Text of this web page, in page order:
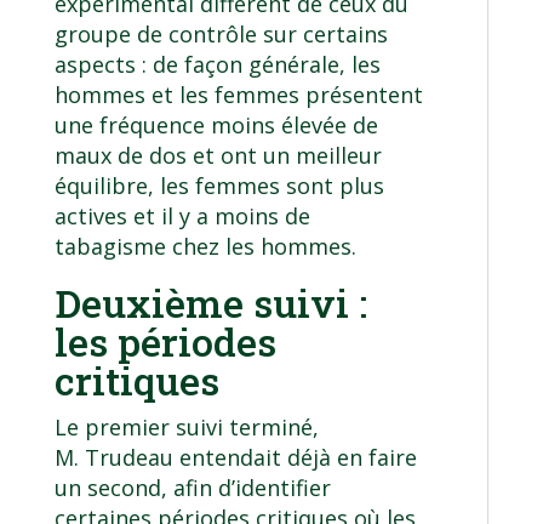
groupe de contrôle sur certains
aspects : de façon générale, les
hommes et les femmes présentent
une fréquence moins élevée de
maux de dos et ont un meilleur
équilibre, les femmes sont plus
actives et il y a moins de
tabagisme chez les hommes.
Deuxième suivi :
les périodes
critiques
Le premier suivi terminé,
M. Trudeau entendait déjà en faire
un second, afin d’identifier